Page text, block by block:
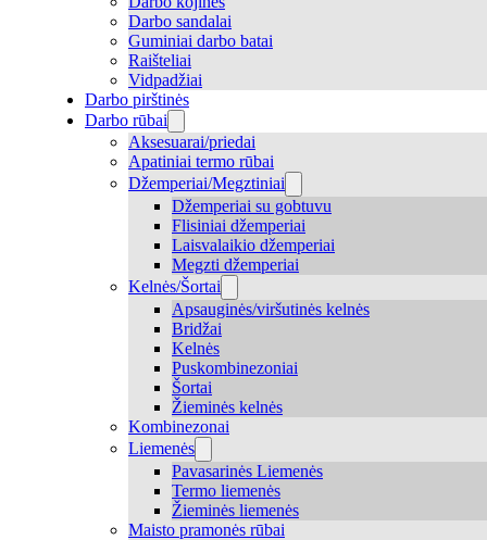
Darbo sandalai
Guminiai darbo batai
Raišteliai
Vidpadžiai
Darbo pirštinės
Darbo rūbai
Aksesuarai/priedai
Apatiniai termo rūbai
Džemperiai/Megztiniai
Džemperiai su gobtuvu
Flisiniai džemperiai
Laisvalaikio džemperiai
Megzti džemperiai
Kelnės/Šortai
Apsauginės/viršutinės kelnės
Bridžai
Kelnės
Puskombinezoniai
Šortai
Žieminės kelnės
Kombinezonai
Liemenės
Pavasarinės Liemenės
Termo liemenės
Žieminės liemenės
Maisto pramonės rūbai